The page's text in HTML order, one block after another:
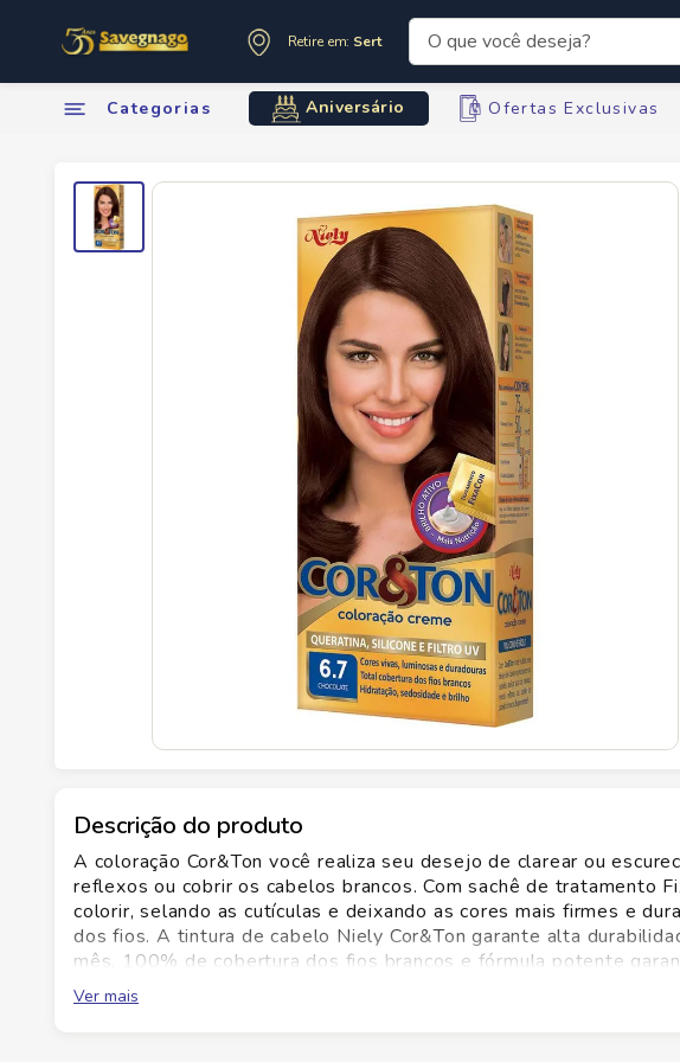
Retire em: Sertãozinho
O que você deseja?
Categorias Aniversário Ofertas Exclusivas
Descrição do produto
A coloração Cor&Ton você realiza seu desejo de clarear ou
reflexos ou cobrir os cabelos brancos. Com sachê de tratamento
colorir, selando as cutículas e deixando as cores mais firmes e
dos fios. A tintura de cabelo Niely Cor&Ton garante alta
mês, 100% de cobertura dos fios brancos e fórmula potente
melhor? Você mesma faz! Um cabelo de diva em apenas 40
tinta de cabelo que pinta, hidrata e dura um tempão. Oferece
Ver mais
Termos mais buscados
leite
3º
cerveja
carne
5º
arroz
6 º
sabonete
7º
oleo
8º
leite integral
9
aniversario
10
º chocolate